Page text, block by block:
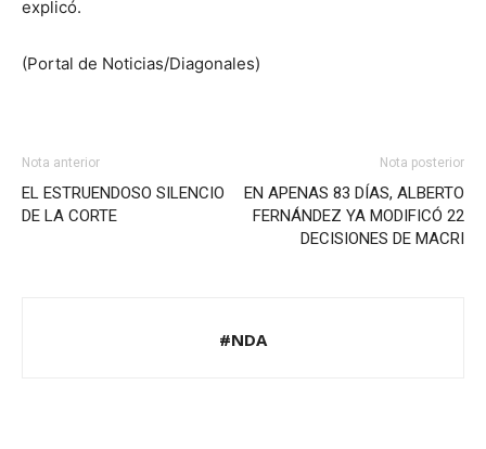
explicó.
(Portal de Noticias/Diagonales)
Nota anterior
EL ESTRUENDOSO SILENCIO
DE LA CORTE
Nota posterior
EN APENAS 83 DÍAS, ALBERTO
FERNÁNDEZ YA MODIFICÓ 22
DECISIONES DE MACRI
#NDA